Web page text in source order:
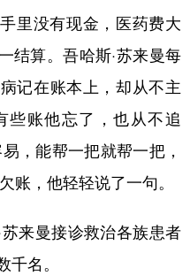
没有现金，医药费大
结算。吾哈斯·苏来曼每
记在账本上，却从不主
些账他忘了，也从不追
，能帮一把就帮一把，
账，他轻轻说了一句。
来曼接诊救治各族患者
名。